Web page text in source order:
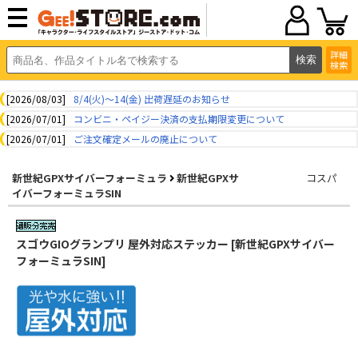
詳細
検索
[2026/08/03]
8/4(火)～14(金) 出荷遅延のお知らせ
[2026/07/01]
コンビニ・ペイジー決済の支払期限変更について
[2026/07/01]
ご注文確定メールの廃止について
新世紀GPXサイバーフォーミュラ
新世紀GPXサ
イバーフォーミュラSIN
コスパ
スゴウGIOグランプリ 屋外対応ステッカー [新世紀GPXサイバー
フォーミュラSIN]